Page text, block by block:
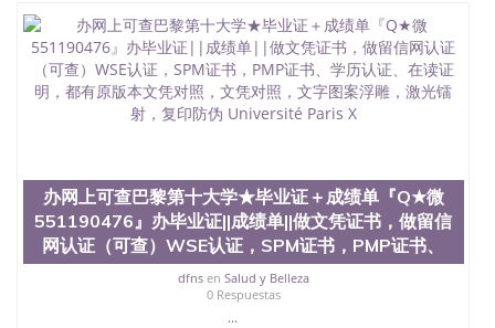
University）圣何塞州立大学学位证（San Jose State
University）圣何塞州立大学学位证（San Jose State
University）圣何塞州立大学结业证（San Jose State
University）圣何塞州立大学结业证（San Jose State
University）圣何塞州立大学结业证（San Jose State
University）圣何塞州立大学学位证（San Jose State
State University）圣何塞州立大学学历证书（San
Jose State University）圣何塞州立大学学历证书
（San Jose State University）澳洲读书未毕业找人做
文凭学位qq微信551190476澳洲读CQU中央昆士兰大
学学历 绩单购买学位证书/澳洲读本科硕士做文凭/购
买澳洲大学毕业证成绩单假文凭学历
办网上可查巴黎第十大学★毕业证＋成绩单『Q★微
551190476』办毕业证||成绩单||做文凭证书，做留信
网认证（可查）WSE认证，SPM证书，PMP证书、
dfnsen Salud y Belleza
0 Respuestas
...